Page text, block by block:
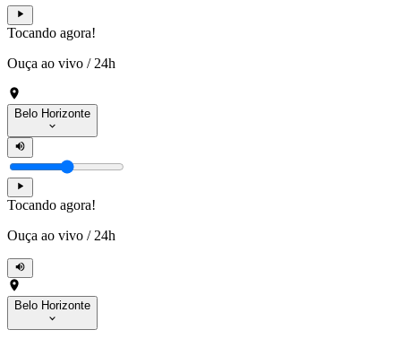
Tocando agora!
Ouça ao vivo / 24h
Belo Horizonte
Tocando agora!
Ouça ao vivo / 24h
Belo Horizonte